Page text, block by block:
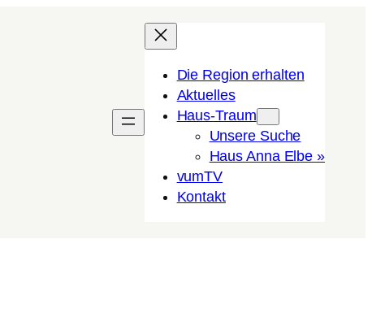
Die Region erhalten
Aktuelles
Haus-Traum
Unsere Suche
Haus Anna Elbe »
vumTV
Kon­takt